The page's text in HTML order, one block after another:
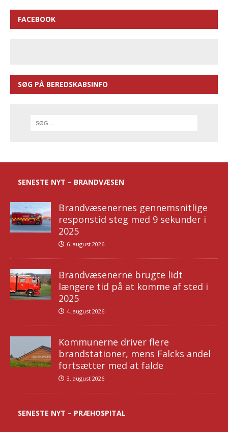
FACEBOOK
SØG PÅ BEREDSKABSINFO
SENESTE NYT – BRANDVÆSEN
Brandvæsenernes gennemsnitlige
responstid steg med 9 sekunder i
2025
6. august 2026
Brandvæsenerne brugte lidt
længere tid på at komme af sted i
2025
4. august 2026
Kommunerne driver flere
brandstationer, mens Falcks andel
fortsætter med at falde
3. august 2026
SENESTE NYT – PRÆHOSPITAL